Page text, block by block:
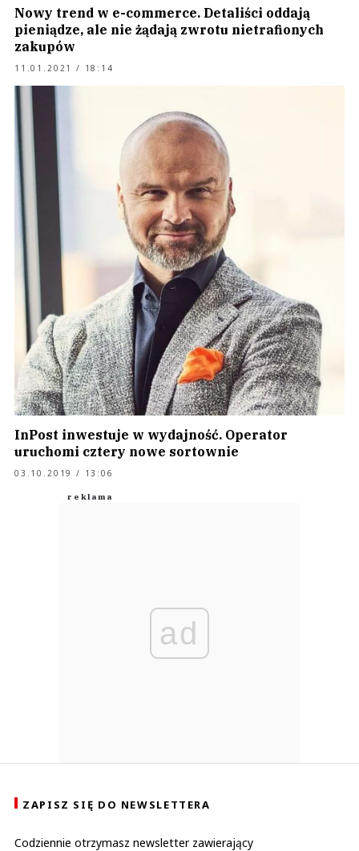
Nowy trend w e-commerce. Detaliści oddają
pieniądze, ale nie żądają zwrotu nietrafionych
zakupów
11.01.2021 / 18:14
InPost inwestuje w wydajność. Operator
uruchomi cztery nowe sortownie
03.10.2019 / 13:06
ad
ZAPISZ SIĘ DO NEWSLETTERA
Codziennie otrzymasz newsletter zawierający